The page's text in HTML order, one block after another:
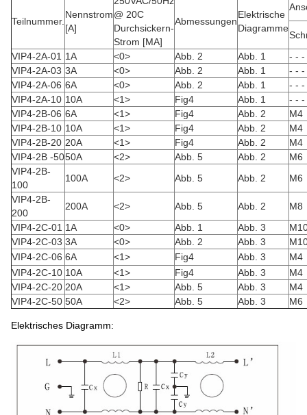
Teilnummer.
Nennstrom
[A]
@ 20C
Durchsickern-
Strom [MA]
Abmessungen
Elektrische
Diagramme
VIP4-2A-01 1A <0> Abb. 2 Abb. 1
- - -
VIP4-2A-03 3A <0> Abb. 2 Abb. 1
- - -
VIP4-2A-06 6A <0> Abb. 2 Abb. 1
- - -
VIP4-2A-10 10A <1> Fig4 Abb. 1
- - -
VIP4-2B-06 6A <1> Fig4 Abb. 2
M4
VIP4-2B-10 10A <1> Fig4 Abb. 2
M4
VIP4-2B-20 20A <1> Fig4 Abb. 2
M4
VIP4-2B -5050A <2> Abb. 5 Abb. 2
M6
VIP4-2B-
100
100A <2> Abb. 5 Abb. 2
M6
VIP4-2B-
200
200A <2> Abb. 5 Abb. 2
M8
VIP4-2C-01 1A <0> Abb. 1 Abb. 3
VIP4-2C-03 3A <0> Abb. 2 Abb. 3
VIP4-2C-06 6A <1> Fig4 Abb. 3
M4
VIP4-2C-10 10A <1> Fig4 Abb. 3
M4
VIP4-2C-20 20A <1> Abb. 5 Abb. 3
M4
VIP4-2C-50 50A <2> Abb. 5 Abb. 3 M6
Elektrisches Diagramm: